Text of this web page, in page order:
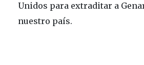
Unidos para extraditar a
nuestro país.